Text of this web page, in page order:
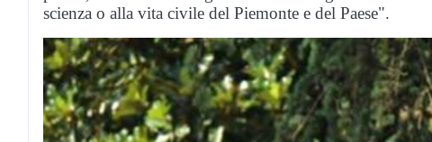
scienza o alla vita civile del Piemonte e del Paese".